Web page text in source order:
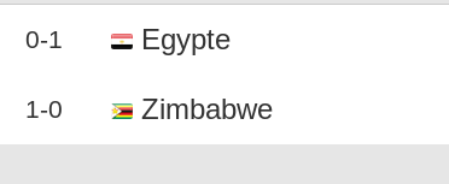
0-1 Egypte
1-0 Zimbabwe